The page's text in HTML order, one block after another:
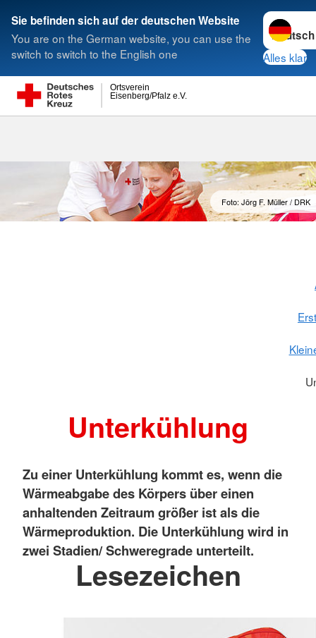
Sie befinden sich auf der deutschen Website
You are on the German website, you can use the
switch to switch to the English one
Sprache
Alles klar
Eisenberg/Pfalz e.V.
Ortsverein
Suche
Foto: Jörg F. Müller / DRK
Unterkühlung
Zu einer Unterkühlung kommt es, wenn die
Wärmeabgabe des Körpers über einen
anhaltenden Zeitraum größer ist als die
Wärmeproduktion. Die Unterkühlung wird in
zwei Stadien/ Schweregrade unterteilt.
Lesezeichen